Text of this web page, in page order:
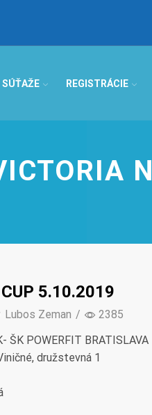
SÚŤAŽE REGISTRÁCIE
5.10.2019
Lubos Zeman /
2385
ŠK POWERFIT BRATISLAVA
družstevná 1